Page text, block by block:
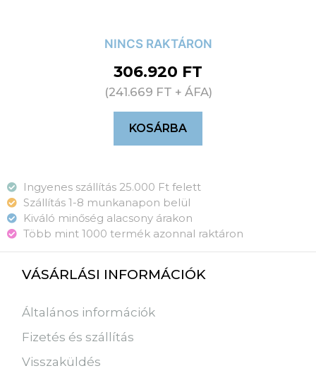
NINCS RAKTÁRON
306.920 FT
(241.669 FT + ÁFA)
KOSÁRBA
Ingyenes szállítás 25.000 Ft felett
Szállítás 1-8 munkanapon belül
Kiváló minőség alacsony árakon
Több mint 1000 termék azonnal raktáron
VÁSÁRLÁSI INFORMÁCIÓK
Általános információk
Fizetés és szállítás
Visszaküldés